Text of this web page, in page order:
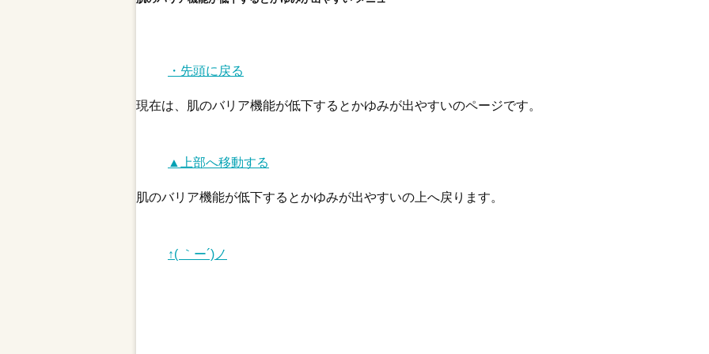
・先頭に戻る
現在は、肌のバリア機能が低下するとかゆみが出やすいのページです。
▲上部へ移動する
肌のバリア機能が低下するとかゆみが出やすいの上へ戻ります。
↑( ｀ー´)ノ